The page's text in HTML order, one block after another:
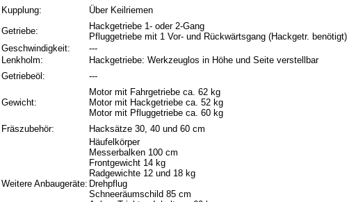
Kupplung:
Über Keilriemen
Getriebe:
Hackgetriebe 1- oder 2-Gang
Pfluggetriebe mit 1 Vor- und Rückwärtsgang (Hackgetr. benötigt)
Geschwindigkeit:
---
Lenkholm:
Hackgetriebe: Werkzeuglos in Höhe und Seite verstellbar
Getriebeöl:
---
Gewicht:
Motor mit Fahrgetriebe ca. 62 kg
Motor mit Hackgetriebe ca. 52 kg
Motor mit Pfluggetriebe ca. 60 kg
Fräszubehör:
Hacksätze 30, 40 und 60 cm
Weitere Anbaugeräte:
Häufelkörper
Messerbalken 100 cm
Frontgewicht 14 kg
Radgewichte 12 und 18 kg
Drehpflug
Schneeräumschild 85 cm